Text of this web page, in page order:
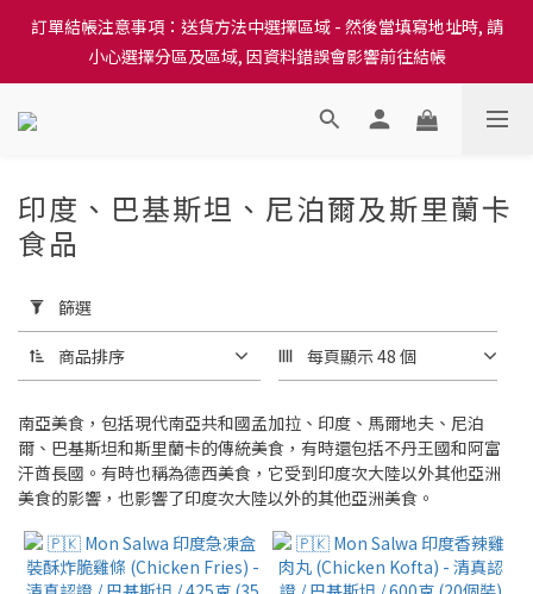
訂單結帳注意事項：送貨方法中選擇區域 - 然後當填寫地址時, 請
小心選擇分區及區域, 因資料錯誤會影響前往結帳
訂單結帳注意事項：送貨方法中選擇區域 - 然後當填寫地址時, 請
小心選擇分區及區域, 因資料錯誤會影響前往結帳
隆重推出本地培育田香雞、金棠雞、粵皇鷄及平原雞等，想食靚雞
訂單結帳注意事項：送貨方法中選擇區域 - 然後當填寫地址時, 請
小心選擇分區及區域, 因資料錯誤會影響前往結帳
套
選
(0/20)
(HK$)
印度、巴基斯坦、尼泊爾及斯里蘭卡
食品
篩選
商品排序 每頁顯示 48 個
南亞美食，包括現代南亞共和國孟加拉、印度、馬爾地夫、尼泊
爾、巴基斯坦和斯里蘭卡的傳統美食，有時還包括不丹王國和阿富
汗酋長國。有時也稱為德西美食，它受到印度次大陸以外其他亞洲
美食的影響，也影響了印度次大陸以外的其他亞洲美食。